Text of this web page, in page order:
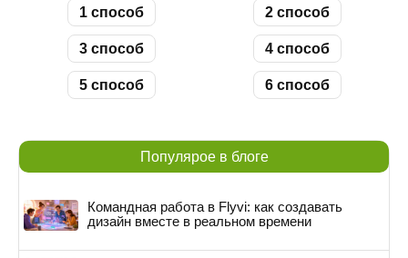
1 способ 2 способ
3 способ 4 способ
5 способ 6 способ
Популярое в блоге
Командная работа в Flyvi: как создавать
дизайн вместе в реальном времени